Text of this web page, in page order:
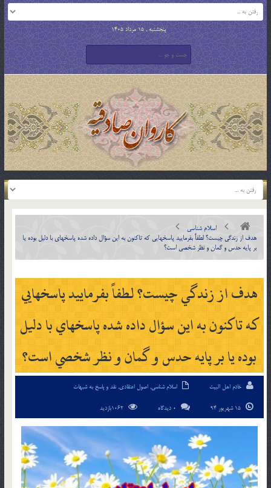
پنجشنبه , 15 مرداد 1405
اسلام شناسی
هدف از زندگي چيست؟ لطفاً بفرماييد پاسخهايي كه تاكنون به اين سؤال داده شده پاسخهاي با دليل بوده يا
بر پايه حدس و گمان و نظر شخصي است؟
هدف از زندگي چيست؟ لطفاً بفرماييد پاسخهايي
كه تاكنون به اين سؤال داده شده پاسخهاي با دليل
بوده يا بر پايه حدس و گمان و نظر شخصي است؟
خادم اهل البیت اسلام شناسی, اصول اعتقادی, نقد و پاسخ به شبهات
0 دیدگاه